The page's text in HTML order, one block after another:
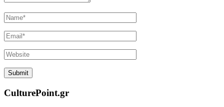
CulturePoint.gr